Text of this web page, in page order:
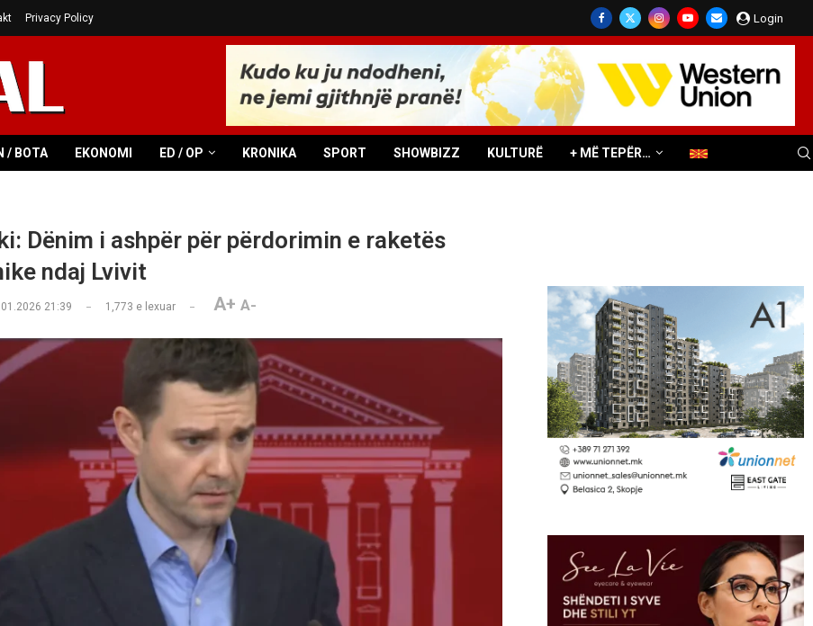
Privacy Policy Login
/ BOTA EKONOMI ED / OP KRONIKA SPORT SHOWBIZZ KULTURË + MË TEPËR…
Dënim i ashpër për përdorimin e raketës
ndaj Lvivit
21:39 1,773 e lexuar A+ A-